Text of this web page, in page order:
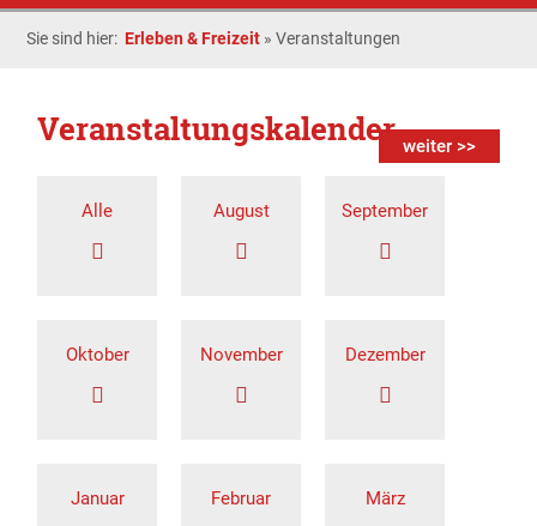
Sie sind hier: Erleben & Freizeit »Veranstaltungen
Veranstaltungskalenderweiter >>
Alle August September
Oktober November Dezember
Januar Februar März